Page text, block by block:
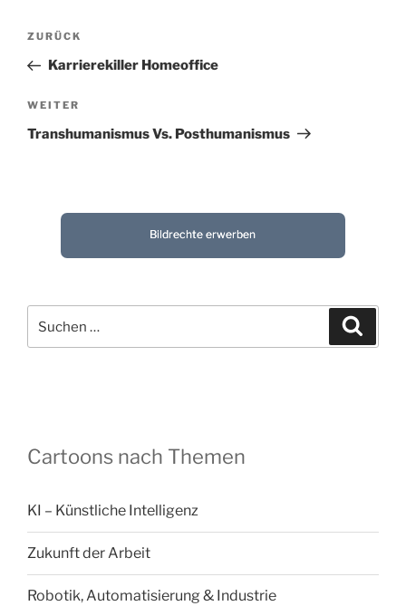
Beitragsnavigation
Vorheriger
Beitrag
ZURÜCK
Karrierekiller Homeoffice
Nächster
Beitrag
WEITER
Transhumanismus Vs. Posthumanismus
Bildrechte erwerben
nach:
Cartoons nach Themen
KI – Künstliche Intelligenz
Zukunft der Arbeit
Robotik, Automatisierung & Industrie